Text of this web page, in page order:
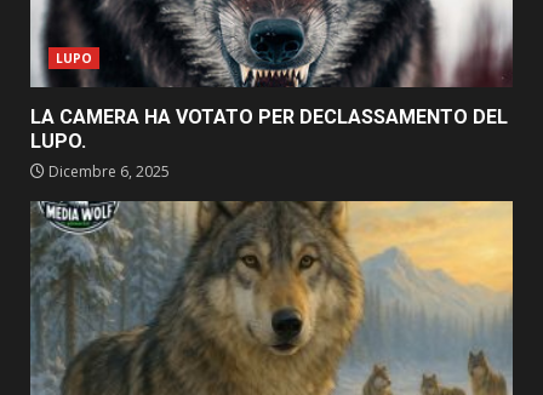
LUPO
LA CAMERA HA VOTATO PER DECLASSAMENTO DEL
LUPO.
Dicembre 6, 2025